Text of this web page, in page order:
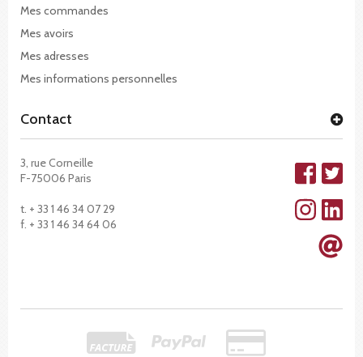
Mes commandes
Mes avoirs
Mes adresses
Mes informations personnelles
Contact
3, rue Corneille
F-75006 Paris
t. + 33 1 46 34 07 29
f. + 33 1 46 34 64 06